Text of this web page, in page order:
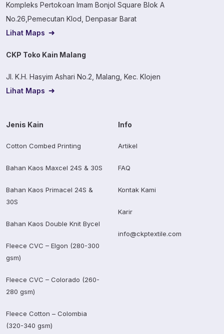
Kompleks Pertokoan Imam Bonjol Square Blok A
No.26,Pemecutan Klod, Denpasar Barat
Lihat Maps
CKP Toko Kain Malang
Jl. K.H. Hasyim Ashari No.2, Malang, Kec. Klojen
Lihat Maps
Jenis Kain
Cotton Combed Printing
Bahan Kaos Maxcel 24S & 30S
Bahan Kaos Primacel 24S &
30S
Bahan Kaos Double Knit Bycel
Fleece CVC – Elgon (280-300
gsm)
Fleece CVC – Colorado (260-
280 gsm)
Fleece Cotton – Colombia
(320-340 gsm)
Info
Artikel
FAQ
Kontak Kami
Karir
info@ckptextile.com